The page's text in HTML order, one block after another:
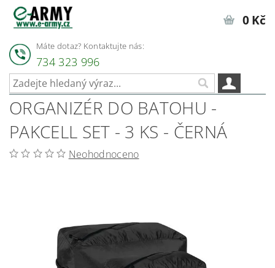
Máte dotaz? Kontaktujte nás:
734 323 996
0 Kč
ORGANIZÉR DO BATOHU -
PAKCELL SET - 3 KS - ČERNÁ
Neohodnoceno